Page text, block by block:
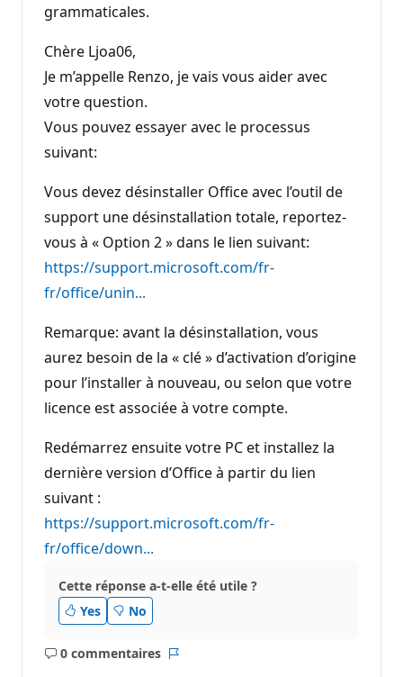
grammaticales.
Chère Ljoa06,
Je m’appelle Renzo, je vais vous aider avec
votre question.
Vous pouvez essayer avec le processus
suivant:
Vous devez désinstaller Office avec l’outil de
support une désinstallation totale, reportez-
vous à « Option 2 » dans le lien suivant:
https://support.microsoft.com/fr-
fr/office/unin...
Remarque: avant la désinstallation, vous
aurez besoin de la « clé » d’activation d’origine
pour l’installer à nouveau, ou selon que votre
licence est associée à votre compte.
Redémarrez ensuite votre PC et installez la
dernière version d’Office à partir du lien
suivant :
https://support.microsoft.com/fr-
fr/office/down...
Cette réponse a-t-elle été utile ?
Yes
No
0 commentaires
Aucun